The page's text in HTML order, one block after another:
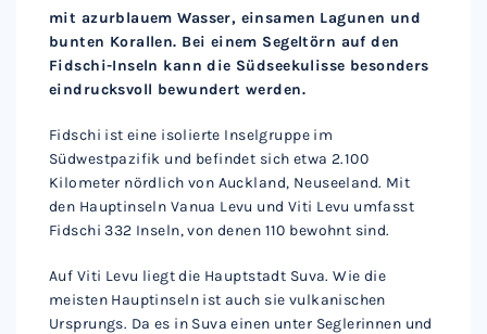
mit azurblauem Wasser, einsamen Lagunen und
bunten Korallen. Bei einem Segeltörn auf den
Fidschi-Inseln kann die Südseekulisse besonders
eindrucksvoll bewundert werden.
Fidschi ist eine isolierte Inselgruppe im
Südwestpazifik und befindet sich etwa 2.100
Kilometer nördlich von Auckland, Neuseeland. Mit
den Hauptinseln Vanua Levu und Viti Levu umfasst
Fidschi 332 Inseln, von denen 110 bewohnt sind.
Auf Viti Levu liegt die Hauptstadt Suva. Wie die
meisten Hauptinseln ist auch sie vulkanischen
Ursprungs. Da es in Suva einen unter Seglerinnen und